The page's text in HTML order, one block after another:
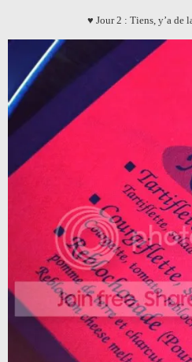
♥ Jour 2 : Tiens, y’a de